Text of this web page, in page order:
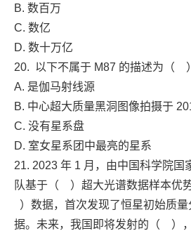
B. 数百万
C. 数亿
D. 数十万亿
20. 以下不属于 M87 的描述为（
A. 是伽马射线源
B. 中心超大质量黑洞图像拍摄于
C. 没有星系盘
D. 室女星系团中最亮的星系
21. 2023 年 1 月，由中国科学院国
队基于（ ）超大光谱数据样本优
）数据，首次发现了恒星初始质
据。未来，我国即将发射的（ ）